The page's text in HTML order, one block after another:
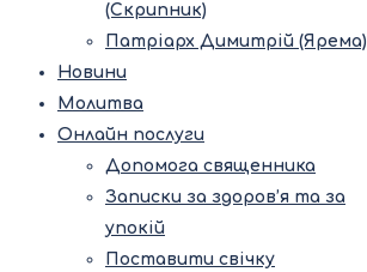
(Скрипник)
Патріарх Димитрій (Ярема)
Новини
Молитва
Онлайн послуги
Допомога священника
Записки за здоров’я та за
упокій
Поставити свічку